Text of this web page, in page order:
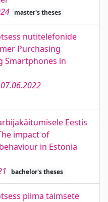
master's theses
nutitelefonide
Purchasing
Smartphones in
07.06.2022
Eestis
impact of
in Estonia
bachelor's theses
piima taimsete